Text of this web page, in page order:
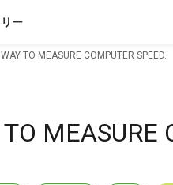
ー
TO MEASURE COMPUTER SPEED.
MEASURE